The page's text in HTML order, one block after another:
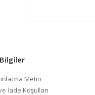
Metni
İade Koşulları